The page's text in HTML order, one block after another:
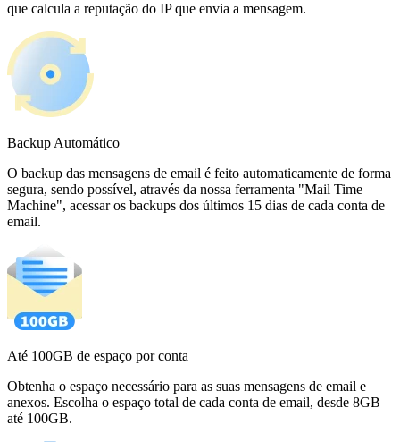
que calcula a reputação do IP que envia a mensagem.
Backup Automático
O backup das mensagens de email é feito automaticamente de forma
segura, sendo possível, através da nossa ferramenta "Mail Time
Machine", acessar os backups dos últimos 15 dias de cada conta de
email.
Até 100GB de espaço por conta
Obtenha o espaço necessário para as suas mensagens de email e
anexos. Escolha o espaço total de cada conta de email, desde 8GB
até 100GB.